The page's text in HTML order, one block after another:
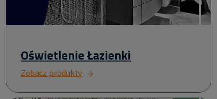
Oświetlenie Łazienki
Zobacz produkty